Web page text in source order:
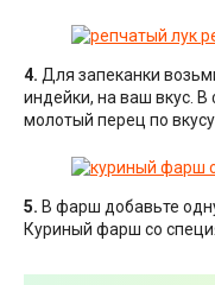
4. Для запеканки
индейки, на ваш вкус.
молотый перец по вкусу.
5. В фарш добавьте
Куриный фарш со